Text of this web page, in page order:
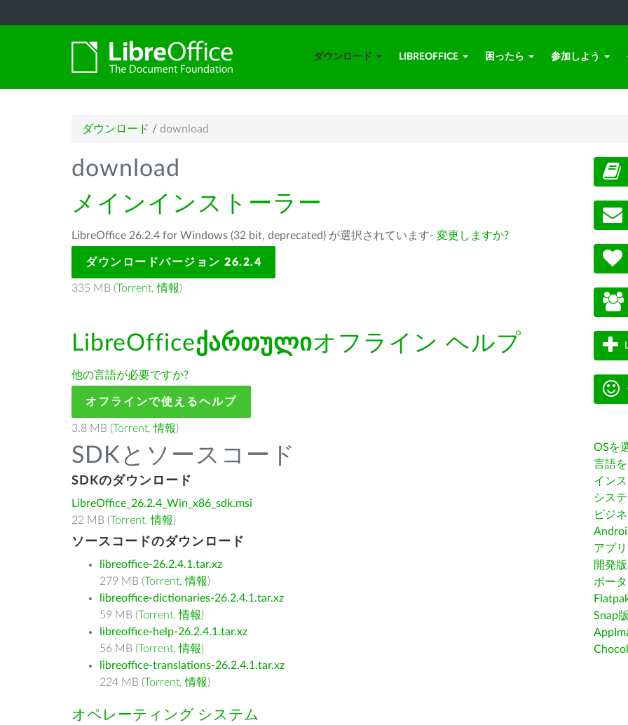
ダウンロード LIBREOFFICE 困ったら 参加しよう
ダウンロード / download
download
メインインストーラー
LibreOffice 26.2.4 for Windows (32 bit, deprecated) が選択されています- 変更しますか?
ダウンロードバージョン 26.2.4
335 MB (Torrent,情報)
LibreOfficeქართულიオフライン ヘルプ
他の言語が必要ですか?
オフラインで使えるヘルプ
3.8 MB (Torrent,情報)
SDKとソースコード
SDKのダウンロード
LibreOffice_26.2.4_Win_x86_sdk.msi
22 MB (Torrent,情報)
ソースコードのダウンロード
libreoffice-26.2.4.1.tar.xz
279 MB (Torrent,情報)
libreoffice-dictionaries-26.2.4.1.tar.xz
59 MB (Torrent,情報)
libreoffice-help-26.2.4.1.tar.xz
56 MB (Torrent,情報)
libreoffice-translations-26.2.4.1.tar.xz
224 MB (Torrent,情報)
オペレーティング システム
OSを
言語
イン
シス
ビジ
アプ
開発版
ポー
Snap版